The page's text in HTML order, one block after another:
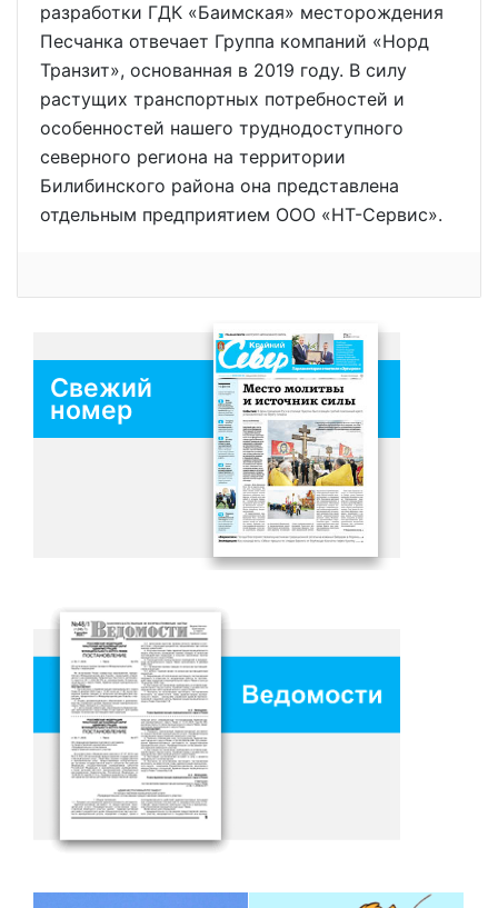
разработки ГДК «Баимская» месторождения
Песчанка отвечает Группа компаний «Норд
Транзит», основанная в 2019 году. В силу
растущих транспортных потребностей и
особенностей нашего труднодоступного
северного региона на территории
Билибинского района она представлена
отдельным предприятием ООО «НТ-Сервис».
Свежий
номер